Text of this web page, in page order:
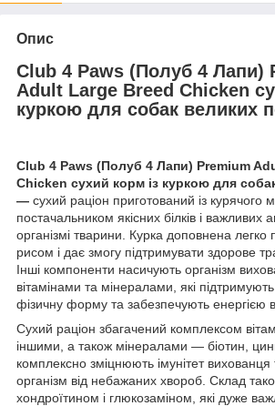
Опис
Club 4 Paws (Полуб 4 Лапи)
Adult Large Breed Chicken
куркою для собак великих
Club 4 Paws (Полуб 4 Лапи) Premium
Chicken сухий корм із куркою для
— сухий раціон приготований із курячого
постачальником якісних білків і важливих
організмі тварини. Курка доповнена
рисом і дає змогу підтримувати здорове
Інші компоненти насичують організм
вітамінами та мінералами, які
фізичну форму та забезпечують енергією
Сухий раціон збагачений комплексом
іншими, а також мінералами — біотин,
комплексно зміцнюють імунітет
організм від небажаних хвороб. Склад
хондроїтином і глюкозаміном, які дуже